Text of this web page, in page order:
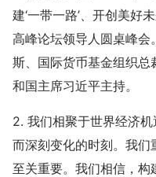
建‘一带一路’、开创美好
高峰论坛领导人圆桌峰会
斯、国际货币基金组织
和国主席习近平主持。
2. 我们相聚于世界经济
而深刻变化的时刻。我
至关重要。我们相信，构